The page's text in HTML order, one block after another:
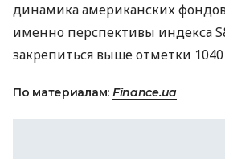
динамика американских
именно перспективы индекса
закрепиться выше отметки
По материалам: Finance.ua